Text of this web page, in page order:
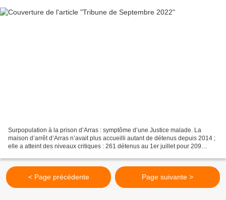
Surpopulation à la prison d’Arras : symptôme d’une Justice malade. La
maison d’arrêt d’Arras n’avait plus accueilli autant de détenus depuis 2014 ;
elle a atteint des niveaux critiques : 261 détenus au 1er juillet pour 209
< Page précédente Page suivante >